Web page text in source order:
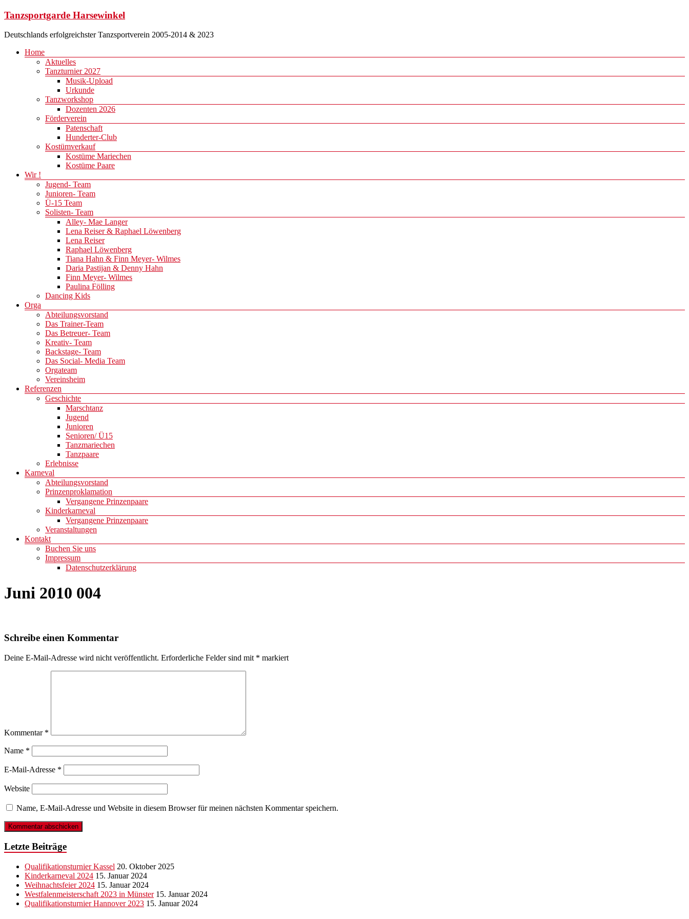
Zum
springen
Tanzsportgarde Harsewinkel
Deutschlands erfolgreichster Tanzsportverein 2005-2014 & 2023
Menü
Home
Aktuelles
Tanzturnier 2027
Musik-Upload
Urkunde
Tanzworkshop
Dozenten 2026
Förderverein
Patenschaft
Hunderter-Club
Kostümverkauf
Kostüme Mariechen
Kostüme Paare
Wir !
Jugend- Team
Junioren- Team
Ü-15 Team
Solisten- Team
Alley- Mae Langer
Lena Reiser & Raphael Löwenberg
Lena Reiser
Raphael Löwenberg
Tiana Hahn & Finn Meyer- Wilmes
Daria Pastijan & Denny Hahn
Finn Meyer- Wilmes
Paulina Fölling
Dancing Kids
Orga
Abteilungsvorstand
Das Trainer-Team
Das Betreuer- Team
Kreativ- Team
Backstage- Team
Das Social- Media Team
Orgateam
Vereinsheim
Referenzen
Geschichte
Marschtanz
Jugend
Junioren
Senioren/ Ü15
Tanzmariechen
Tanzpaare
Erlebnisse
Karneval
Abteilungsvorstand
Prinzenproklamation
Vergangene Prinzenpaare
Kinderkarneval
Vergangene Prinzenpaare
Veranstaltungen
Kontakt
Buchen Sie uns
Impressum
Datenschutzerklärung
Juni 2010 004
Schreibe einen Kommentar
Deine E-Mail-Adresse wird nicht veröffentlicht. Erforderliche Felder sind mit * markiert
Kommentar *
Name *
E-Mail-Adresse *
Website
Name, E-Mail-Adresse und Website in diesem Browser für meinen nächsten Kommentar speichern.
Letzte Beiträge
Qualifikationsturnier Kassel 20. Oktober 2025
Kinderkarneval 2024 15. Januar 2024
Weihnachtsfeier 2024 15. Januar 2024
Westfalenmeisterschaft 2023 in Münster 15. Januar 2024
Qualifikationsturnier Hannover 2023 15. Januar 2024